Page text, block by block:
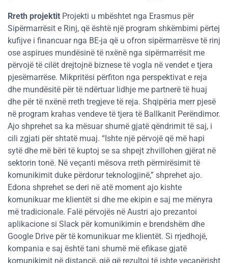
Rreth projektit Projekti u mbështet nga Erasmus për
Sipërmarrësit e Rinj, që është një program shkëmbimi përtej
kufijve i financuar nga BE-ja që u ofron sipërmarrësve të rinj
ose aspirues mundësinë të nxënë nga sipërmarrësit me
përvojë të cilët drejtojnë biznese të vogla në vendet e tjera
pjesëmarrëse. Mikpritësi përfiton nga perspektivat e reja
dhe mundësitë për të ndërtuar lidhje me partnerë të huaj
dhe për të nxënë rreth tregjeve të reja. Shqipëria merr pjesë
në program krahas vendeve të tjera të Ballkanit Perëndimor.
Ajo shprehet sa ka mësuar shumë gjatë qëndrimit të saj, i
cili zgjati për shtatë muaj. “Ishte një përvojë që më hapi
sytë dhe më bëri të kuptoj se sa shpejt zhvillohen gjërat në
sektorin tonë. Në veçanti mësova rreth përmirësimit të
komunikimit duke përdorur teknologjinë,” shprehet ajo.
Edona shprehet se deri në atë moment ajo kishte
komunikuar me klientët si dhe me ekipin e saj me mënyra
më tradicionale. Falë përvojës në Austri ajo prezantoi
aplikacione si Slack për komunikimin e brendshëm dhe
Google Drive për të komunikuar me klientët. Si rrjedhojë,
kompania e saj është tani shumë më efikase gjatë
komunikimit në distancë, gjë që rezultoi të ishte veçanërisht